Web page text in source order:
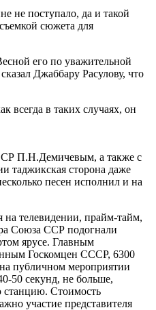
не поступало, да и такой
сюжета для
его по уважительной
Джаббару Расулову, что
всегда в таких случаях, он
П.Н.Демичевым, а также с
таджикская сторона даже
песен исполнил и на
на телевидении, прайм-тайм,
Союза ССР подогнали
ярусе. Главным
Госкомцен СССР, 6300
публичном мероприятии
50 секунд, не больше,
станцию. Стоимость
участие представителя